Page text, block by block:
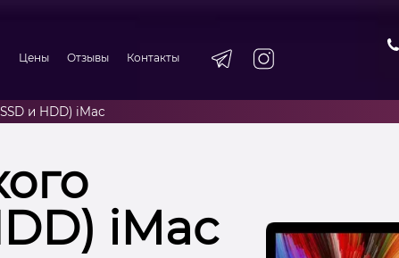
Цены Отзывы Контакты
и HDD) iMac
iMac